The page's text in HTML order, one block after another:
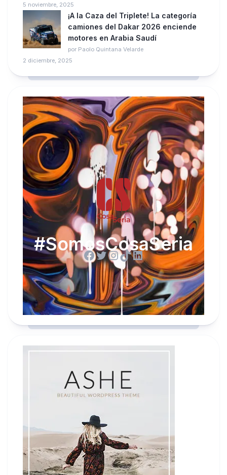
5 noviembre, 2025
¡A la Caza del Triplete! La categoría
camiones del Dakar 2026 enciende
motores en Arabia Saudí
por Paolo Quintana Velarde
2 diciembre, 2025
#SomosCosaSeria
Facebook
Twitter
Instagram
TikTok
LinkedIn